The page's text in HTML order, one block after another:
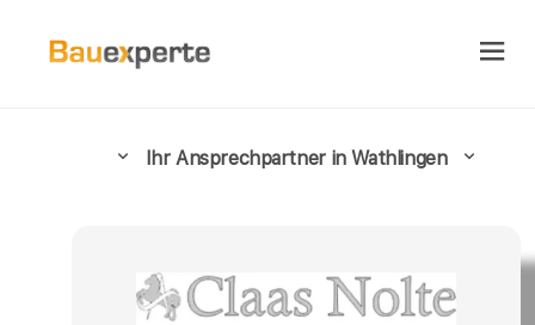
Ihr Ansprechpartner in Wathlingen